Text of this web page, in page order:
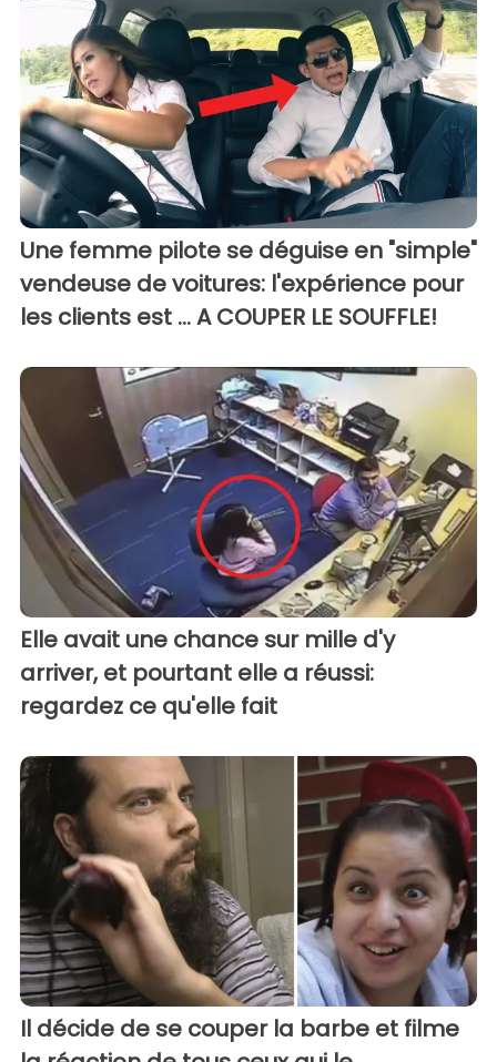
Une femme pilote se déguise en "simple"
vendeuse de voitures: l'expérience pour
les clients est ... A COUPER LE SOUFFLE!
Elle avait une chance sur mille d'y
arriver, et pourtant elle a réussi:
regardez ce qu'elle fait
Il décide de se couper la barbe et filme